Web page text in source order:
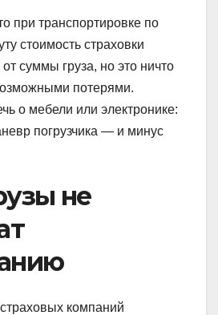
при транспортировке по
стоимость страховки
от суммы груза, но это ничто
потерями.
о мебели или электронике:
погрузчика — и минус
не
компаний